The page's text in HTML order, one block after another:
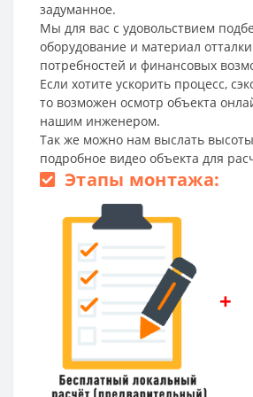
задуманное.
Мы для вас с удовольствием
оборудование и материал
потребностей и финансовых
Если хотите ускорить процесс,
то возможен осмотр объекта
нашим инженером.
Так же можно нам выслать
подробное видео объекта для
Этапы монтажа:
+